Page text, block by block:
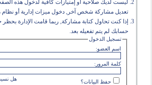
ليست لديك صلاحية أو إمتيازات كافية لدخول هذه
تعديل مشاركة شخص آخر, دخول ميزات إدارية أو نظام
إذا كنت تحاول كتابة مشاركة, ربما قامت الإدارة
حسابك لم يتم تفعيله بعد.
تسجيل الدخول
اسم العضو:
كلمة المرور:
هل حفظ البيانات؟